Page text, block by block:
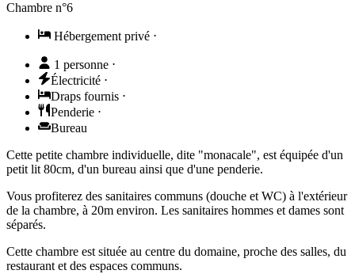
Chambre n°6
Hébergement privé ⋅
1 personne ⋅
Électricité ⋅
Draps fournis ⋅
Penderie ⋅
Bureau
Cette petite chambre individuelle, dite "monacale", est équipée d'un
petit lit 80cm, d'un bureau ainsi que d'une penderie.
Vous profiterez des sanitaires communs (douche et WC) à l'extérieur
de la chambre, à 20m environ. Les sanitaires hommes et dames sont
séparés.
Cette chambre est située au centre du domaine, proche des salles, du
restaurant et des espaces communs.